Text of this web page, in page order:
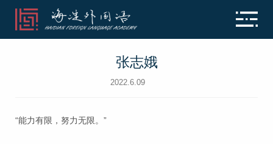
张志娥
2022.6.09
“能力有限，努力无限。”